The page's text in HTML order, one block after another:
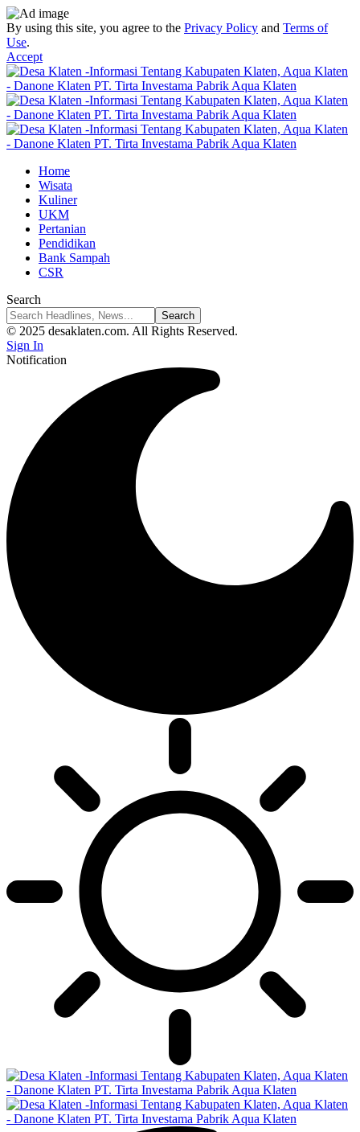
By using this site, you agree to the Privacy Policy and Terms of
Use.
Accept
Home
Wisata
Kuliner
UKM
Pertanian
Pendidikan
Bank Sampah
CSR
Search
© 2025 desaklaten.com. All Rights Reserved.
Sign In
Notification